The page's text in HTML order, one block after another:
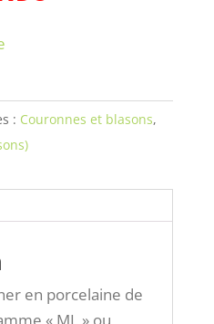
: Couronnes et blasons,
en porcelaine de
« ML » ou